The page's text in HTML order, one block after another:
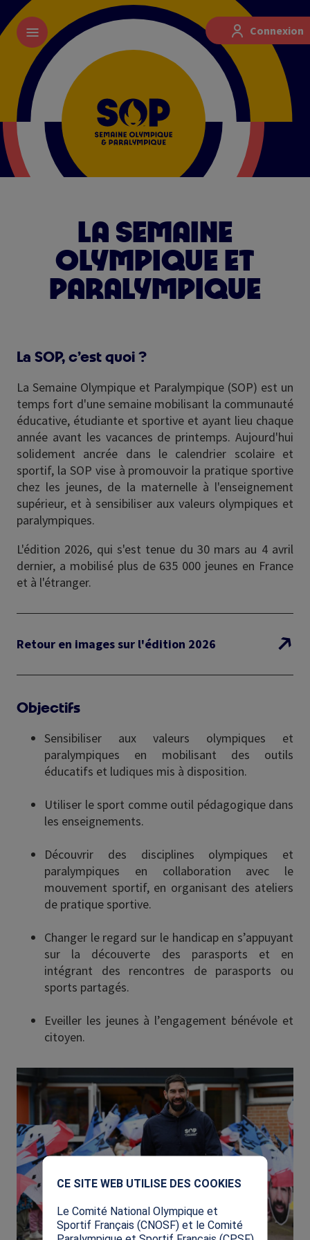
to
main
content
Connexion
LA SEMAINE
OLYMPIQUE ET
PARALYMPIQUE
La SOP, c’est quoi ?
La Semaine Olympique et Paralympique (SOP) est un
temps fort d'une semaine mobilisant la communauté
éducative, étudiante et sportive et ayant lieu chaque
année avant les vacances de printemps. Aujourd'hui
solidement ancrée dans le calendrier scolaire et
sportif, la SOP vise à promouvoir la pratique sportive
chez les jeunes, de la maternelle à l'enseignement
supérieur, et à sensibiliser aux valeurs olympiques et
paralympiques.
L'édition 2026, qui s'est tenue du 30 mars au 4 avril
dernier, a mobilisé plus de 635 000 jeunes en France
et à l'étranger.
Retour en images sur l'édition 2026
Objectifs
Sensibiliser aux valeurs olympiques et
paralympiques en mobilisant des outils
éducatifs et ludiques mis à disposition.
Utiliser le sport comme outil pédagogique dans
les enseignements.
Découvrir des disciplines olympiques et
paralympiques en collaboration avec le
mouvement sportif, en organisant des ateliers
de pratique sportive.
Changer le regard sur le handicap en s’appuyant
sur la découverte des parasports et en
intégrant des rencontres de parasports ou
sports partagés.
Eveiller les jeunes à l’engagement bénévole et
citoyen.
Image
Paramétrer les cookies
CE SITE WEB UTILISE DES COOKIES
Le Comité National Olympique et
Sportif Français (CNOSF) et le Comité